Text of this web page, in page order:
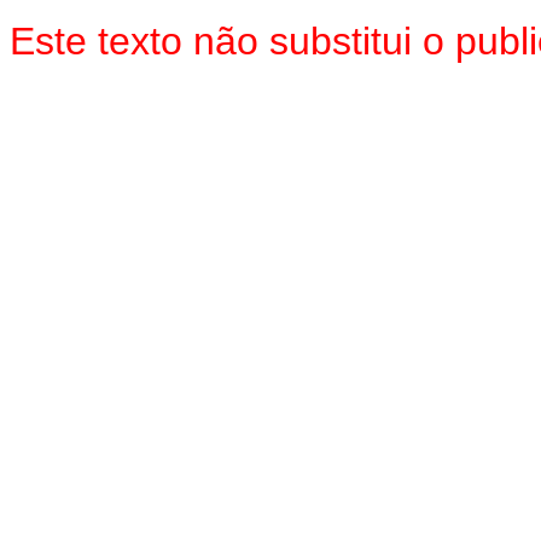
Este texto não substitui o